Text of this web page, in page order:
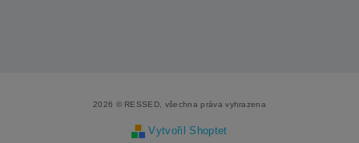
2026 © RESSED, všechna práva vyhrazena
Vytvořil Shoptet